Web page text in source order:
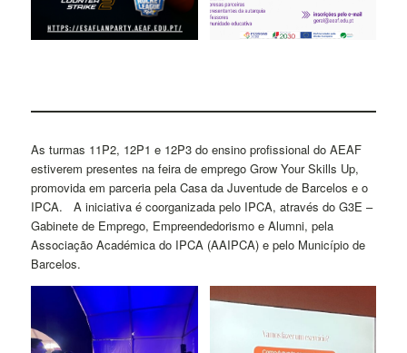
As turmas 11P2, 12P1 e 12P3 do ensino profissional do AEAF
estiverem presentes na feira de emprego Grow Your Skills Up,
promovida em parceria pela Casa da Juventude de Barcelos e o
IPCA. A iniciativa é coorganizada pelo IPCA, através do G3E –
Gabinete de Emprego, Empreendedorismo e Alumni, pela
Associação Académica do IPCA (AAIPCA) e pelo Município de
Barcelos.